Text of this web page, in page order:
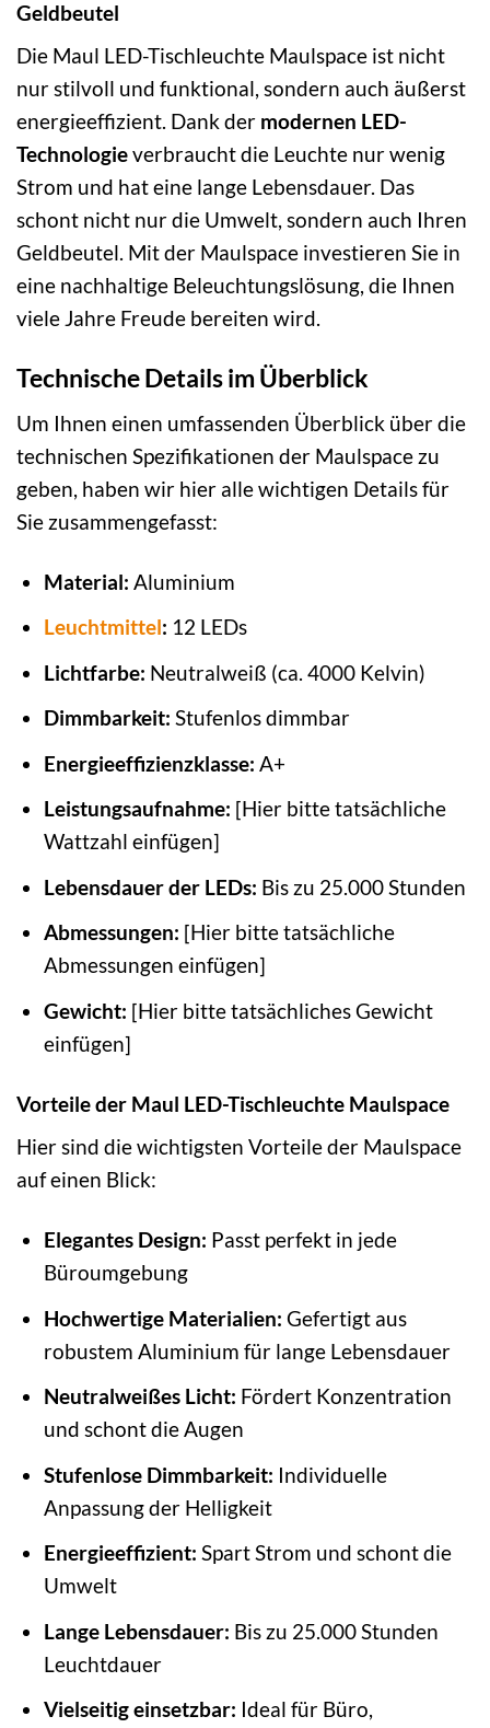
Geldbeutel
Die Maul LED-Tischleuchte Maulspace ist nicht
nur stilvoll und funktional, sondern auch äußerst
energieeffizient. Dank der modernen LED-
Technologieverbraucht die Leuchte nur wenig
Strom und hat eine lange Lebensdauer. Das
schont nicht nur die Umwelt, sondern auch Ihren
Geldbeutel. Mit der Maulspace investieren Sie in
eine nachhaltige Beleuchtungslösung, die Ihnen
viele Jahre Freude bereiten wird.
Technische Details im Überblick
Um Ihnen einen umfassenden Überblick über die
technischen Spezifikationen der Maulspace zu
geben, haben wir hier alle wichtigen Details für
Sie zusammengefasst:
Material: Aluminium
Leuchtmittel: 12 LEDs
Lichtfarbe: Neutralweiß (ca. 4000 Kelvin)
Dimmbarkeit: Stufenlos dimmbar
Energieeffizienzklasse: A+
Leistungsaufnahme: [Hier bitte tatsächliche
Wattzahl einfügen]
Lebensdauer der LEDs: Bis zu 25.000 Stunden
Abmessungen: [Hier bitte tatsächliche
Abmessungen einfügen]
Gewicht: [Hier bitte tatsächliches Gewicht
einfügen]
Vorteile der Maul LED-Tischleuchte Maulspace
Hier sind die wichtigsten Vorteile der Maulspace
auf einen Blick:
Elegantes Design: Passt perfekt in jede
Büroumgebung
Hochwertige Materialien: Gefertigt aus
robustem Aluminium für lange Lebensdauer
Neutralweißes Licht: Fördert Konzentration
und schont die Augen
Stufenlose Dimmbarkeit: Individuelle
Anpassung der Helligkeit
Energieeffizient: Spart Strom und schont die
Umwelt
Lange Lebensdauer: Bis zu 25.000 Stunden
Leuchtdauer
Vielseitig einsetzbar: Ideal für Büro,